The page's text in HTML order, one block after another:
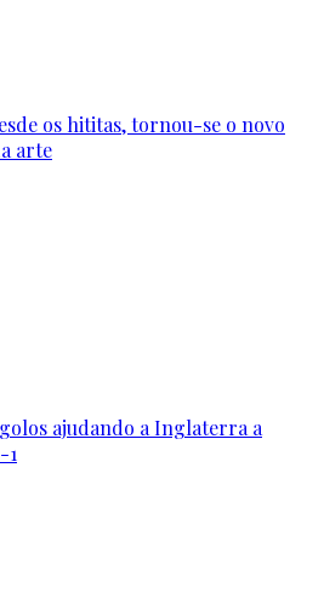
os hititas, tornou-se o novo
arte
ajudando a Inglaterra a
1